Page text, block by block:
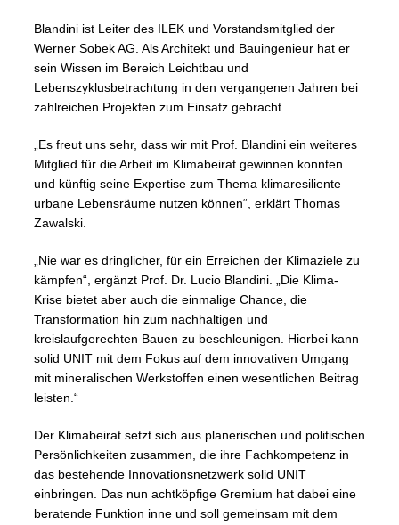
Blandini ist Leiter des ILEK und Vorstandsmitglied der
Werner Sobek AG. Als Architekt und Bauingenieur hat er
sein Wissen im Bereich Leichtbau und
Lebenszyklusbetrachtung in den vergangenen Jahren bei
zahlreichen Projekten zum Einsatz gebracht.
„Es freut uns sehr, dass wir mit Prof. Blandini ein weiteres
Mitglied für die Arbeit im Klimabeirat gewinnen konnten
und künftig seine Expertise zum Thema klimaresiliente
urbane Lebensräume nutzen können“, erklärt Thomas
Zawalski.
„Nie war es dringlicher, für ein Erreichen der Klimaziele zu
kämpfen“, ergänzt Prof. Dr. Lucio Blandini. „Die Klima-
Krise bietet aber auch die einmalige Chance, die
Transformation hin zum nachhaltigen und
kreislaufgerechten Bauen zu beschleunigen. Hierbei kann
solid UNIT mit dem Fokus auf dem innovativen Umgang
mit mineralischen Werkstoffen einen wesentlichen Beitrag
leisten.“
Der Klimabeirat setzt sich aus planerischen und politischen
Persönlichkeiten zusammen, die ihre Fachkompetenz in
das bestehende Innovationsnetzwerk solid UNIT
einbringen. Das nun achtköpfige Gremium hat dabei eine
beratende Funktion inne und soll gemeinsam mit dem